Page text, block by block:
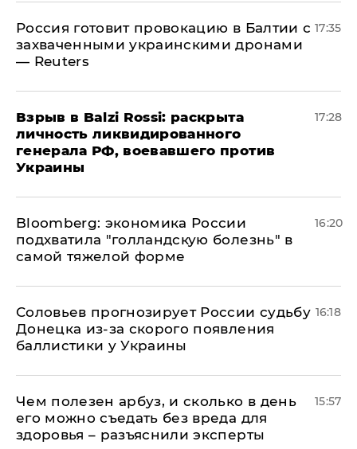
​Россия готовит провокацию в Балтии с
захваченными украинскими дронами
— Reuters
17:35
​Взрыв в Balzi Rossi: раскрыта
личность ликвидированного
генерала РФ, воевавшего против
Украины
17:28
Bloomberg: экономика России
подхватила "голландскую болезнь" в
самой тяжелой форме
16:20
Соловьев прогнозирует России судьбу
Донецка из-за скорого появления
баллистики у Украины
16:18
Чем полезен арбуз, и сколько в день
его можно съедать без вреда для
здоровья – разъяснили эксперты
15:57